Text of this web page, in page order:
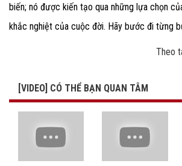
biến; nó được kiến tạo qua những lựa chọn
khắc nghiệt của cuộc đời. Hãy bước đi từng
Theo
[VIDEO] CÓ THỂ BẠN QUAN TÂM